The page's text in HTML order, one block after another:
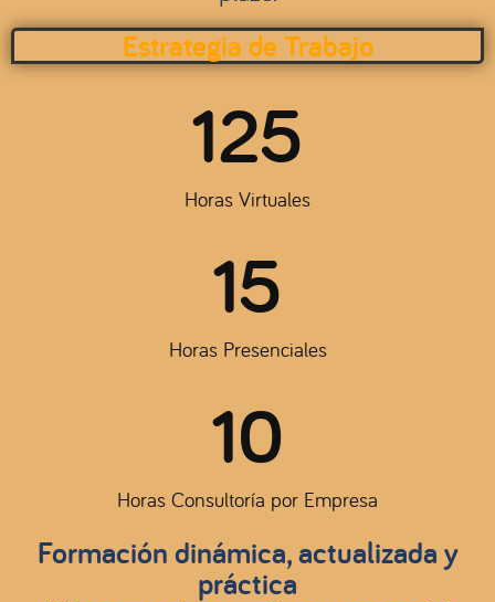
Estrategia de Trabajo
Horas Virtuales
125
Horas Presenciales
15
Horas Consultoría por Empresa
10
Formación dinámica, actualizada y
práctica